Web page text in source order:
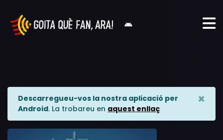
Descarregueu-vos la nostra aplicació per
Android. La trobareu en aquest enllaç
×